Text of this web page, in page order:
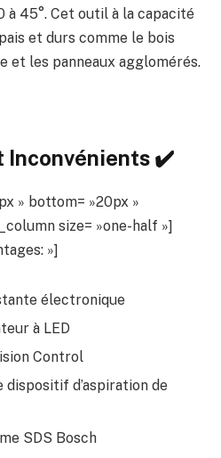
à 45°. Cet outil à la capacité
et durs comme le bois
et les panneaux agglomérés.
Inconvénients ✔️
» bottom= »20px »
size= »one-half »]
»]
électronique
à LED
Control
d’aspiration de
SDS Bosch